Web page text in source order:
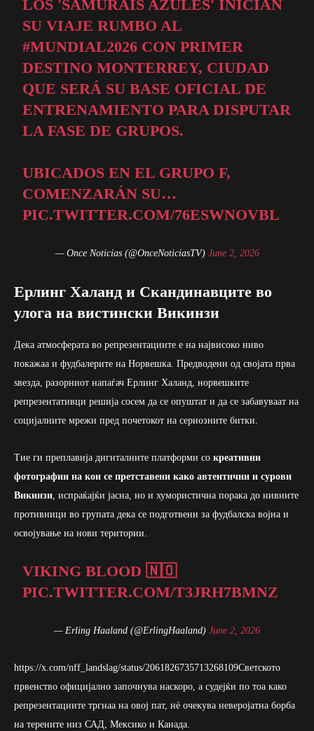
LOS 'SAMURÁIS AZULES' INICIAN
SU VIAJE RUMBO AL
#MUNDIAL2026 CON PRIMER
DESTINO MONTERREY, CIUDAD
QUE SERÁ SU BASE OFICIAL DE
ENTRENAMIENTO PARA DISPUTAR
LA FASE DE GRUPOS.
UBICADOS EN EL GRUPO F,
COMENZARÁN SU…
PIC.TWITTER.COM/76ESWNOVBL
— Once Noticias (@OnceNoticiasTV) June 2, 2026
Ерлинг Халанд и Скандинавците во
улога на вистински Викинзи
Дека атмосферата во репрезентациите е на највисоко ниво
покажаа и фудбалерите на Норвешка. Предводени од својата прва
ѕвезда, разорниот напаѓач Ерлинг Халанд, норвешките
репрезентативци решија сосем да се опуштат и да се забавуваат на
социјалните мрежи пред почетокот на сериозните битки.
Тие ги преплавија дигиталните платформи со креативни
фотографии на кои се претставени како автентични и сурови
Викинзи , испраќајќи јасна, но и хумористична порака до нивните
противници во групата дека се подготвени за фудбалска војна и
освојување на нови територии.
VIKING BLOOD 🇳🇴
PIC.TWITTER.COM/T3JRH7BMNZ
— Erling Haaland (@ErlingHaaland) June 2, 2026
https://x.com/nff_landslag/status/2061826735713268109Светското
првенство официјално започнува наскоро, а судејќи по тоа како
репрезентациите тргнаа на овој пат, нè очекува неверојатна борба
на терените низ САД, Мексико и Канада.